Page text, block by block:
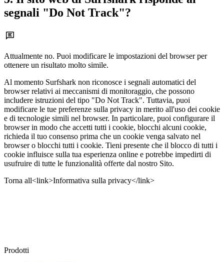
segnali "Do Not Track"?
Attualmente no. Puoi modificare le impostazioni del browser per
ottenere un risultato molto simile.
Al momento Surfshark non riconosce i segnali automatici del
browser relativi ai meccanismi di monitoraggio, che possono
includere istruzioni del tipo "Do Not Track". Tuttavia, puoi
modificare le tue preferenze sulla privacy in merito all'uso dei cookie
e di tecnologie simili nel browser. In particolare, puoi configurare il
browser in modo che accetti tutti i cookie, blocchi alcuni cookie,
richieda il tuo consenso prima che un cookie venga salvato nel
browser o blocchi tutti i cookie. Tieni presente che il blocco di tutti i
cookie influisce sulla tua esperienza online e potrebbe impedirti di
usufruire di tutte le funzionalità offerte dal nostro Sito.
Torna all<link>Informativa sulla privacy</link>
Prodotti